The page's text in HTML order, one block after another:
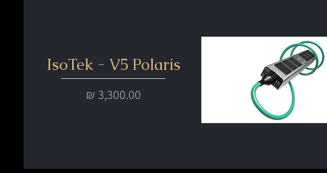
IsoTek - V5 Polaris
מחיר